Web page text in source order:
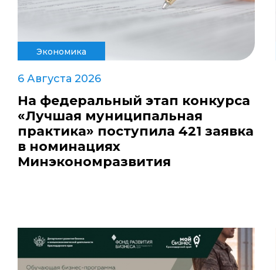
Экономика
6 Августа 2026
На федеральный этап конкурса
«Лучшая муниципальная
практика» поступила 421 заявка
в номинациях
Минэкономразвития